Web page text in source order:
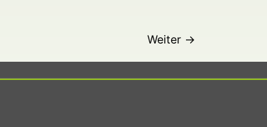
Weiter →